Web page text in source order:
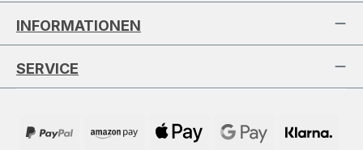
INFORMATIONEN
SERVICE